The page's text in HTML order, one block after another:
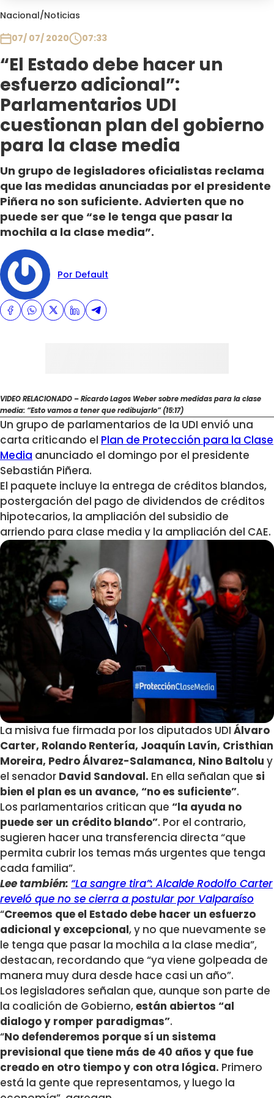
Nacional/Noticias
07/ 07/ 2020
07:33
“El Estado debe hacer un
esfuerzo adicional”:
Parlamentarios UDI
cuestionan plan del gobierno
para la clase media
Un grupo de legisladores oficialistas reclama
que las medidas anunciadas por el presidente
Piñera no son suficiente. Advierten que no
puede ser que “se le tenga que pasar la
mochila a la clase media”.
Por Default
VIDEO RELACIONADO – Ricardo Lagos Weber sobre medidas para la clase
media: “Esto vamos a tener que redibujarlo” (15:17)
Un grupo de parlamentarios de la UDI envió una
carta criticando el Plan de Protección para la Clase
Media anunciado el domingo por el presidente
Sebastián Piñera.
El paquete incluye la entrega de créditos blandos,
postergación del pago de dividendos de créditos
hipotecarios, la ampliación del subsidio de
arriendo para clase media y la ampliación del CAE.
La misiva fue firmada por los diputados UDI Álvaro
Carter, Rolando Rentería, Joaquín Lavín, Cristhian
Moreira, Pedro Álvarez-Salamanca, Nino Baltolu y
el senador David Sandoval. En ella señalan que si
bien el plan es un avance, “no es suficiente”.
Los parlamentarios critican que “la ayuda no
puede ser un crédito blando”. Por el contrario,
sugieren hacer una transferencia directa “que
permita cubrir los temas más urgentes que tenga
cada familia”.
Lee también: “La sangre tira”: Alcalde Rodolfo Carter
reveló que no se cierra a postular por Valparaíso
“Creemos que el Estado debe hacer un esfuerzo
adicional y excepcional, y no que nuevamente se
le tenga que pasar la mochila a la clase media”,
destacan, recordando que “ya viene golpeada de
manera muy dura desde hace casi un año”.
Los legisladores señalan que, aunque son parte de
la coalición de Gobierno,están abiertos “al
dialogo y romper paradigmas”.
“No defenderemos porque sí un sistema
previsional que tiene más de 40 años y que fue
creado en otro tiempo y con otra lógica. Primero
está la gente que representamos, y luego la
Club De La Comedia
Plan Perfecto
El Tiempo
Sabingo
Todos Los Programas